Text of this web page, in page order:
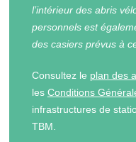
l’intérieur des abris
personnels est
des casiers prévus à
Consultez le plan des
les Conditions
infrastructures de
TBM.